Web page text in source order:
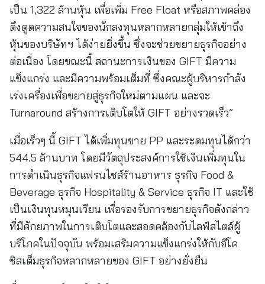
เป็น 1,322 ล้านหุ้น เพื่อเพิ่ม Free Float หรือสภาพคล่อง
ดึงดูดความสนใจของนักลงทุนหลากหลายกลุ่มให้เข้าถึง
หุ้นของบริษัทฯ ได้ง่ายยิ่งขึ้น ซึ่งจะช่วยขยายธุรกิจอย่าง
ต่อเนื่อง โดยขณะนี้ สถานะการเงินของ GIFT มีความ
แข็งแกร่ง และมีความพร้อมเต็มที่ ซึ่งคณะผู้บริหารกำลัง
เร่งเครื่องเพื่อขยายสู่ธุรกิจใหม่ตามแผน และจะ
Turnaround สร้างการเติบโตให้ GIFT อย่างรวดเร็ว”
เมื่อเร็วๆ นี้ GIFT ได้เพิ่มทุนขาย PP และระดมทุนได้กว่า
544.5 ล้านบาท โดยมีวัตถุประสงค์การใช้เงินเพิ่มทุนใน
การดำเนินธุรกิจแฟรนไชส์ร้านอาหาร ธุรกิจ Food &
Beverage ธุรกิจ Hospitality & Service ธุรกิจ IT และใช้
เป็นเงินทุนหมุนเวียน เพื่อรองรับการขยายธุรกิจดังกล่าว
ที่มีศักยภาพในการเติบโตและสอดคล้องกับไลฟ์สไตล์ผู้
บริโภคในปัจจุบัน พร้อมเสริมความแข็งแกร่งให้กับอีโค
ซิสเต็มธุรกิจหลากหลายของ GIFT อย่างยั่งยืน